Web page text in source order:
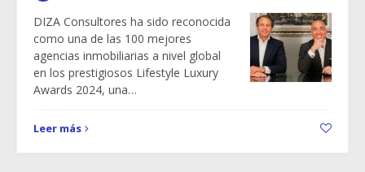
DIZA Consultores ha sido reconocida
como una de las 100 mejores
agencias inmobiliarias a nivel global
en los prestigiosos Lifestyle Luxury
Awards 2024, una…
Leer más